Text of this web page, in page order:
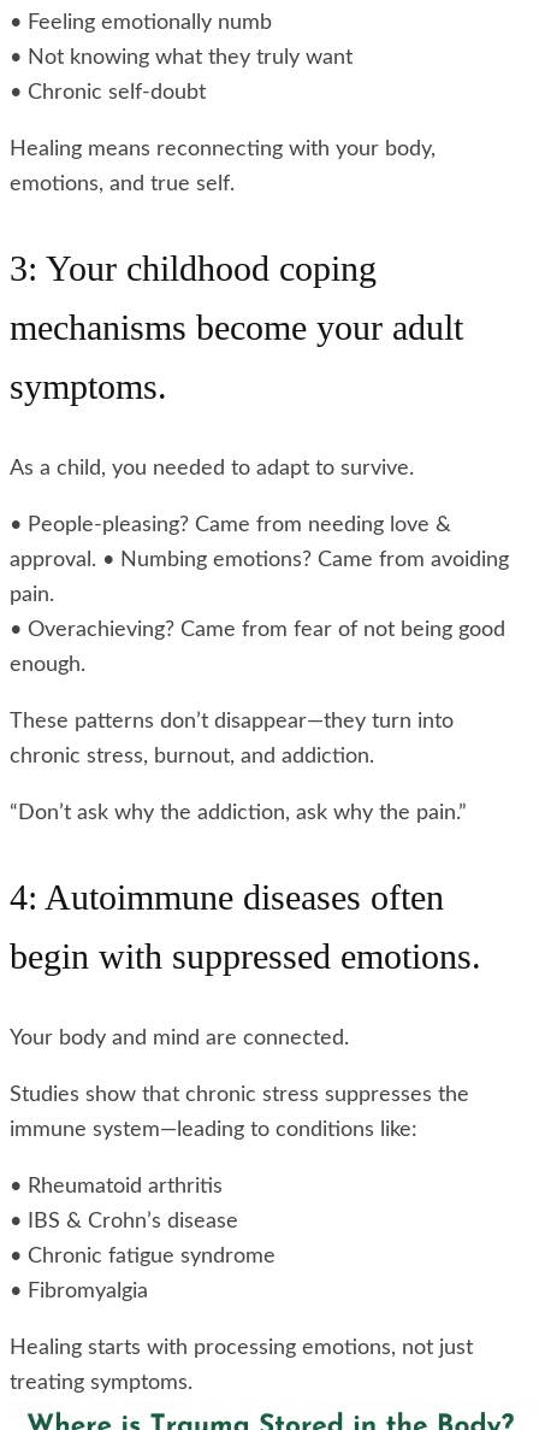
• Feeling emotionally numb
• Not knowing what they truly want
• Chronic self-doubt
Healing means reconnecting with your body,
emotions, and true self.
3: Your childhood coping
mechanisms become your adult
symptoms.
As a child, you needed to adapt to survive.
• People-pleasing? Came from needing love &
approval. • Numbing emotions? Came from avoiding
pain.
• Overachieving? Came from fear of not being good
enough.
These patterns don’t disappear—they turn into
chronic stress, burnout, and addiction.
“Don’t ask why the addiction, ask why the pain.”
4: Autoimmune diseases often
begin with suppressed emotions.
Your body and mind are connected.
Studies show that chronic stress suppresses the
immune system—leading to conditions like:
• Rheumatoid arthritis
• IBS & Crohn’s disease
• Chronic fatigue syndrome
• Fibromyalgia
Healing starts with processing emotions, not just
treating symptoms.